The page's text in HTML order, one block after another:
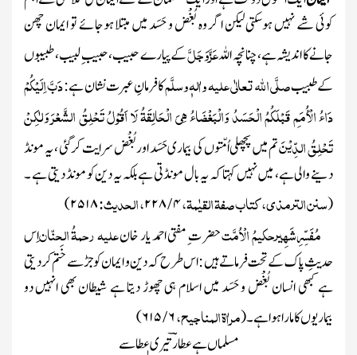
کوئی شے نہیں ہوسکتی لیکن اگر وہ بُغْض و حَسَد میں مبتلا ہوجائے تو ایمان چھن
جانے کا اندیشہ ہے ، چنانچہ اللہعَزَّوَجَلَّکے پیارے حبیب ، حبیبِ لبیب، طبیبوں
کے طبیبصلَّی اللہ تعالٰی علیہ واٰلہٖ وسلَّمکا فرمانِ عبرت نشان ہے :دَبَّ اِلَیْکُمْ
دَاءُ الْأُمَمِ قَبْلَکُمُ الْحَسَدُ وَالْبَغْضَاءُ ہِیَ الْحَالِقَۃُ لَا اَقُوْلُ تَحْلِقُ الشَّعْرَ وَلٰکِنْ
تَحْلِقُ الدِّیْنَتم میں پچھلی اُمّتوں کی بیماری حَسَد اور بُغْض سرایت کر گئی ، یہ مونڈ
دینے والی ہے، میں نہیں کہتا کہ یہ بال مونڈتی ہے بلکہ یہ دین کو مونڈ دیتی ہے ۔
(سنن الترمذی، کتاب صفۃ القیٰمۃ،۴/۲۲۸، الحدیث:۲۵۱۸)
مُفَسِّرِشَہِیرحکیمُ الْاُمَّتحضر ت ِ مفتی احمد یار خانعلیہ رحمۃُ الحنّاناِس
حدیثِ پاک کے تحت فرماتے ہیں : اس طرح کہ دین و ایمان کو جڑ سے خَتم کردیتی
ہے کبھی انسان بُغْض و حَسَد میں اسلام ہی چھوڑ دیتا ہے شیطان بھی انہیں دو
بیماریوں کا مارا ہوا ہے۔(مراٰۃ المناجیح،۶/۶۱۵)
مسلماں ہے عطارؔ تیری عطا سے